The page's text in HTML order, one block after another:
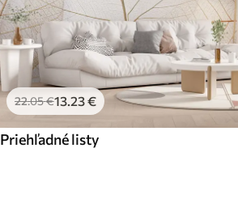
22.05€13.23€
Priehľadné listy